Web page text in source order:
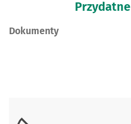
Przydatne
Dokumenty